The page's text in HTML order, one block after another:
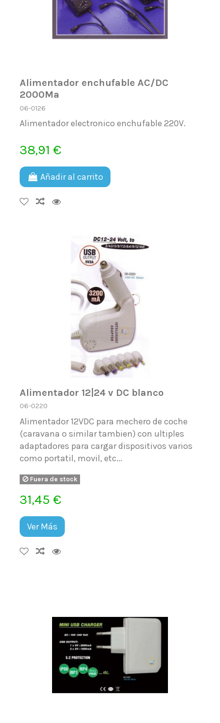
Alimentador enchufable AC/DC
2000Ma
06-0126
Alimentador electronico enchufable 220V.
38,91 €
Añadir al carrito
Alimentador 12|24 v DC blanco
06-0220
Alimentador 12VDC para mechero de coche
(caravana o similar tambien) con ultiples
adaptadores para cargar dispositivos varios
como portatil, movil, etc...
Fuera de stock
31,45 €
Ver Más